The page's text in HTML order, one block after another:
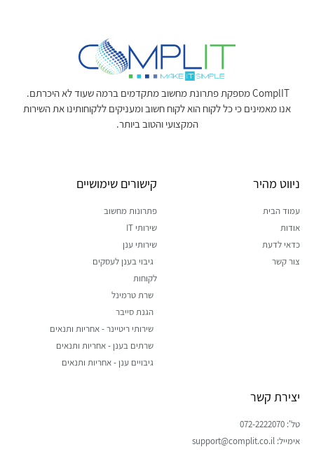
ComplIT מספקת פתרונת מחשוב מתקדמים ברמה שעוד לא היכרתם.
אנו מאמינים כי כל לקוח הוא לקוח חשוב ומעניקים ללקוחותינו את השירות
המקצועי והטוב ביותר.
ניווט מהיר
עמוד הבית
אודות
כדאי לדעת
צור קשר
קישורים שימושיים
פתרונות מחשוב
שירותי IT
שירותי ענן
גיבוי בענן לעסקים
לקוחות
שרת טרמינל
הגנת סייבר
שירותי ריטיינר - אחריות ותנאים
שרתים בענן - אחריות ותנאים
גיבויים ענן - אחריות ותנאים
יצירת קשר
טל': 072-2222070
אימייל: support@complit.co.il